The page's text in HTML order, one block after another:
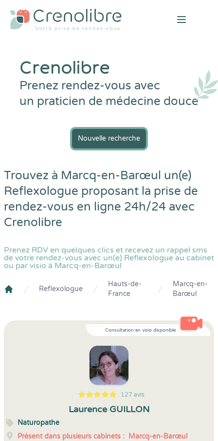
Open
Crenolibre
Prenez rendez-vous avec
un praticien de médecine douce
Nouvelle recherche
Trouvez à Marcq-en-Barœul un(e)
Reflexologue proposant la prise de
rendez-vous en ligne 24h/24 avec
Crenolibre
Prenez RDV en quelques clics et recevez un rappel sms
de votre rendez-vous avec un(e) Reflexologue au cabinet
ou par visio à Marcq-en-Barœul
Reflexologue
Hauts-de-
France
Marcq-en-
Barœul
Consultation en visio disponible
5
1
5
127 127 avis
Laurence GUILLON
Naturopathe
Présent dans plusieurs cabinets : Marcq-en-Barœul